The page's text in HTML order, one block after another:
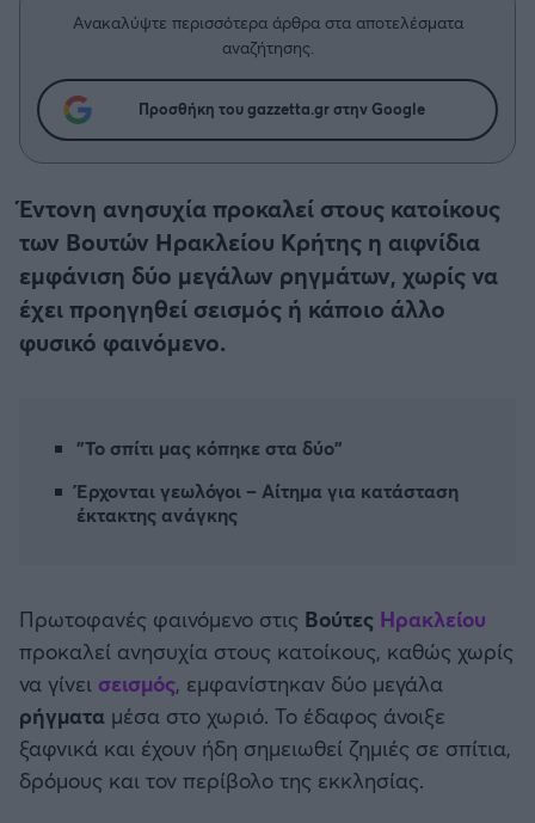
Άρης
Λεβαδειακός
ΟΦΗ
Βόλος
Ατρόμητος Αθηνών
Κηφισιά
Παναιτωλικός
Ηρακλής
Μπαρτσελόνα
Ρεάλ Μαδρίτης
Συνεντεύξεις
Μια Ιστορία από την Πόλη
Ανακαλύψτε περισσότερα άρθρα στα αποτελέσματα
αναζήτησης.
Προσθήκη του gazzetta.gr στην Google
Έντονη ανησυχία προκαλεί στους κατοίκους
των Βουτών Ηρακλείου Κρήτης η αιφνίδια
εμφάνιση δύο μεγάλων ρηγμάτων, χωρίς να
έχει προηγηθεί σεισμός ή κάποιο άλλο
φυσικό φαινόμενο.
"Το σπίτι μας κόπηκε στα δύο"
Έρχονται γεωλόγοι – Αίτημα για κατάσταση
έκτακτης ανάγκης
Πρωτοφανές φαινόμενο στις Βούτες Ηρακλείου
προκαλεί ανησυχία στους κατοίκους, καθώς χωρίς
να γίνει σεισμός, εμφανίστηκαν δύο μεγάλα
ρήγματα μέσα στο χωριό. Το έδαφος άνοιξε
ξαφνικά και έχουν ήδη σημειωθεί ζημιές σε σπίτια,
δρόμους και τον περίβολο της εκκλησίας.